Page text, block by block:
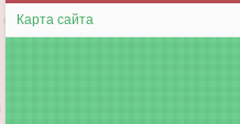
Карта сайта